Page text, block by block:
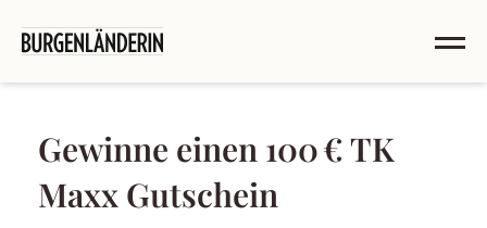
Gewinne einen 100 € TK
Maxx Gutschein